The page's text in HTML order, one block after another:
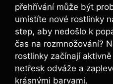
přehřívání ‌může být‍
umístíte nové rostlinky
step,⁢ aby nedošlo ⁣k
čas na rozmnožování?
rostlinky ‍začínají
netřesk odváže a⁢
krásnými barvami.